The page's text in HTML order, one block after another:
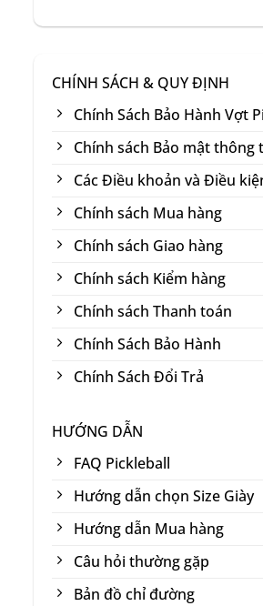
CHÍNH SÁCH & QUY ĐỊNH
Chính Sách Bảo Hành Vợt
Chính sách Bảo mật thông
Các Điều khoản và Điều
Chính sách Mua hàng
Chính sách Giao hàng
Chính sách Kiểm hàng
Chính sách Thanh toán
Chính Sách Bảo Hành
Chính Sách Đổi Trả
HƯỚNG DẪN
FAQ Pickleball
Hướng dẫn chọn Size Giày
Hướng dẫn Mua hàng
Câu hỏi thường gặp
Bản đồ chỉ đường